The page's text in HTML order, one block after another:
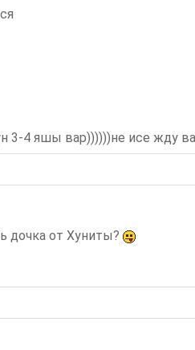
3-4 яшы вар))))))не исе жду
дочка от Хуниты?